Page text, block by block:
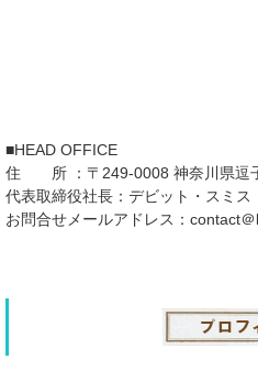
■HEAD OFFICE
住 所 ：〒249-0008 神奈川県逗
代表取締役社長：デビット・スミス
お問合せメールアドレス：contact